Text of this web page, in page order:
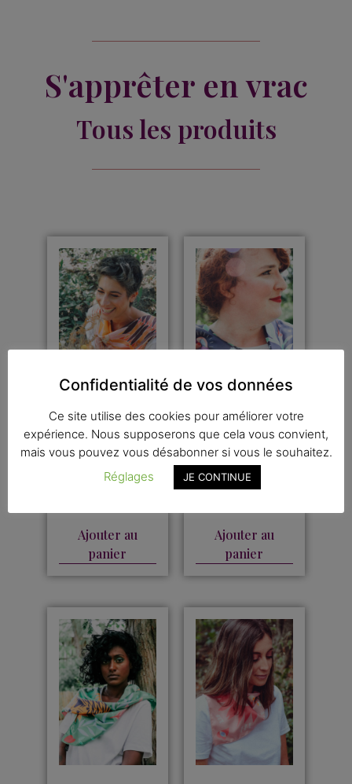
S'apprêter en vrac
Tous les produits
Carré de
soie
L’Oiseau
Ajouter au
panier
Carré de
soie Le
Fraisier
Ajouter au
panier
Confidentialité de vos données
Ce site utilise des cookies pour améliorer votre
expérience. Nous supposerons que cela vous convient,
mais vous pouvez vous désabonner si vous le souhaitez.
Réglages
JE CONTINUE